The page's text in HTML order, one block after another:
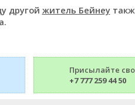
другой житель Бейнеу
Присылайте
+7 777 259 44 50